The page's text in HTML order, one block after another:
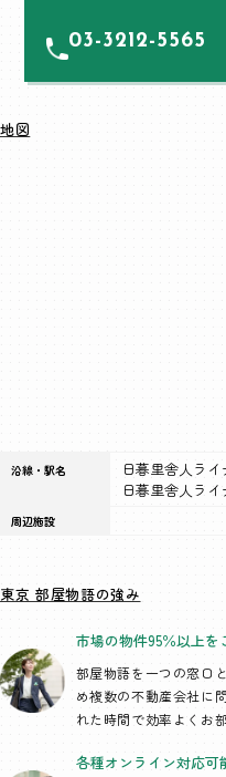
03-3212-5565
地図
沿線・駅名
日暮里舎人ラ
日暮里舎人ラ
周辺施設
東京 部屋物語の強み
市場の物件95％以上を
部屋物語を一つの窓口
め複数の不動産会社に
れた時間で効率よくお
各種オンライン対応可